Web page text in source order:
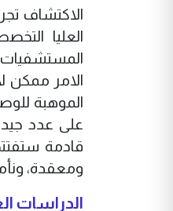
الاكتشاف
العليا
الامر ممكن
الموهبة
على عدد
قادمة
ومعقدة،
الدراسات